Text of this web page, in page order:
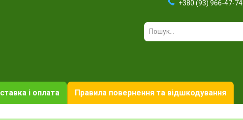
+380 (93) 966-47-74
і оплата Правила повернення та відшкодування